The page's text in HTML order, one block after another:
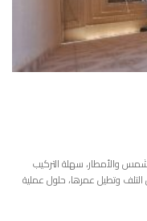
والأمطار، سهلة التركيب
التلف وتطيل عمرها، حلول عملية